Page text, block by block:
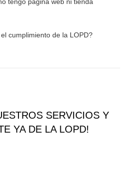
cumplimiento de la LOPD?
SERVICIOS Y
YA DE LA LOPD!